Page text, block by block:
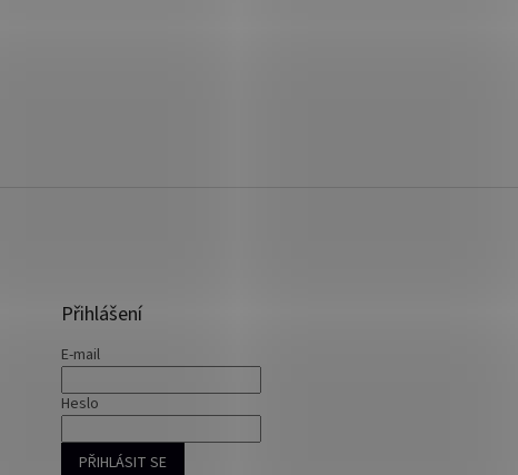
Přihlášení
E-mail
Heslo
PŘIHLÁSIT SE